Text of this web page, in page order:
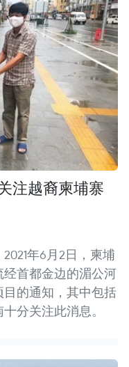
注越裔柬埔寨
年6月2日，柬埔
首都金边的湄公河
的通知，其中包括
分关注此消息。